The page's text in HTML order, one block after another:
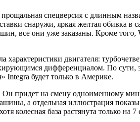
спецверсия с длинным
снаружи, яркая желтая обивка в
все они уже заказаны. Кроме того,
двигателя:
дифференциалом. По сути,
Integra будет только в Америке.
Он придет на смену одноименному
а отдельная иллюстрация
колесная база растянута только на 7